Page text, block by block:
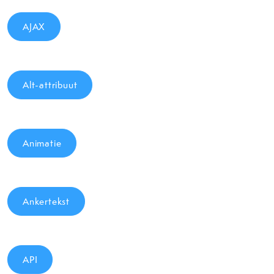
AJAX
Alt-attribuut
Animatie
Ankertekst
API